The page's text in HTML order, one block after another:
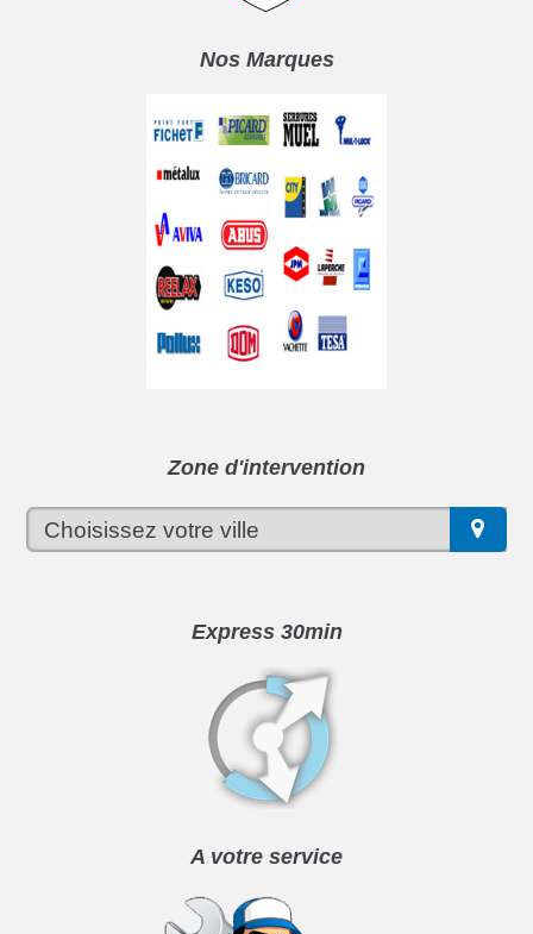
Nos Marques
Zone d'intervention
Express 30min
A votre service